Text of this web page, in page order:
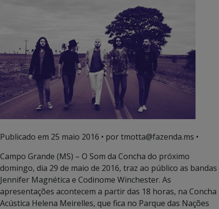
Publicado em 25 maio 2016 • por tmotta@fazenda.ms •
Campo Grande (MS) – O Som da Concha do próximo
domingo, dia 29 de maio de 2016, traz ao público as bandas
Jennifer Magnética e Codinome Winchester. As
apresentações acontecem a partir das 18 horas, na Concha
Acústica Helena Meirelles, que fica no Parque das Nações